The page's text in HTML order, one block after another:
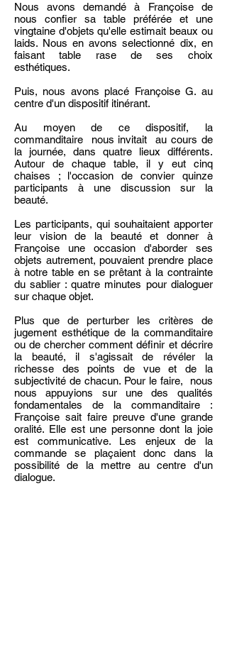
Nous avons demandé à Françoise de
nous confier sa table préférée et une
vingtaine d'objets qu'elle estimait beaux ou
laids. Nous en avons selectionné dix, en
faisant table rase de ses choix
esthétiques.
Puis, nous avons placé Françoise G. au
centre d'un dispositif itinérant.
Au moyen de ce dispositif, la
commanditaire nous invitait au cours de
la journée, dans quatre lieux différents.
Autour de chaque table, il y eut cinq
chaises ; l'occasion de convier quinze
participants à une discussion sur la
beauté.
Les participants, qui souhaitaient apporter
leur vision de la beauté et donner à
Françoise une occasion d'aborder ses
objets autrement, pouvaient prendre place
à notre table en se prêtant à la contrainte
du sablier : quatre minutes pour dialoguer
sur chaque objet.
Plus que de perturber les critères de
jugement esthétique de la commanditaire
ou de chercher comment définir et décrire
la beauté, il s'agissait de révéler la
richesse des points de vue et de la
subjectivité de chacun. Pour le faire, nous
nous appuyions sur une des qualités
fondamentales de la commanditaire :
Françoise sait faire preuve d'une grande
oralité. Elle est une personne dont la joie
est communicative. Les enjeux de la
commande se plaçaient donc dans la
possibilité de la mettre au centre d'un
dialogue.